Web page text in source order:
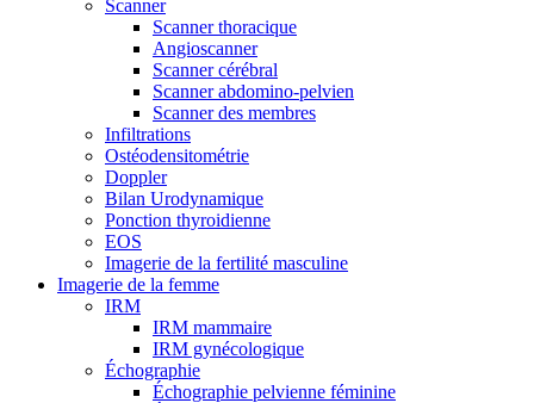
Scanner
Scanner thoracique
Angioscanner
Scanner cérébral
Scanner abdomino-pelvien
Scanner des membres
Infiltrations
Ostéodensitométrie
Doppler
Bilan Urodynamique
Ponction thyroidienne
EOS
Imagerie de la fertilité masculine
Imagerie de la femme
IRM
IRM mammaire
IRM gynécologique
Échographie
Échographie pelvienne féminine